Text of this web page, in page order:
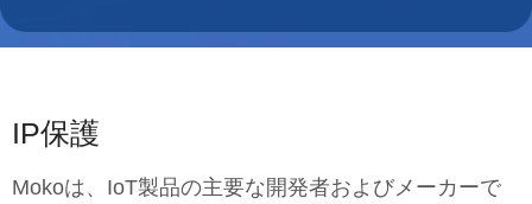
IP保護
Mokoは、IoT製品の主要な開発者およびメーカーで